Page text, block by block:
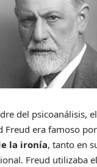
del psicoanálisis,
Freud era famoso por
la ironía, tanto en
Freud utilizaba